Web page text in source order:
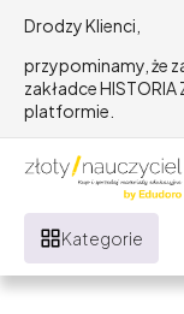
Drodzy Klienci,
przypominamy, że
zakładce
platformie.
Kategorie